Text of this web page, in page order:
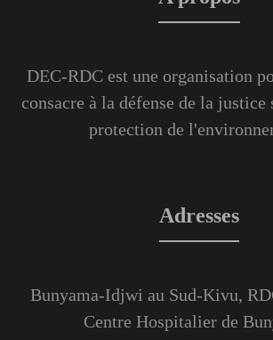
DEC-RDC est une organisation
consacre à la défense de la justice
protection de
Adresses
Bunyama-Idjwi au Sud-Kivu,
Centre Hospitalier de